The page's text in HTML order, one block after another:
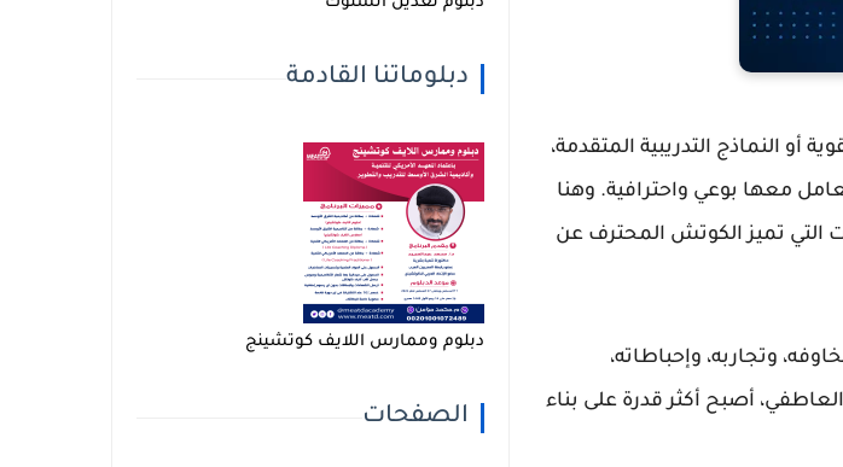
النماذج التدريبية المتقدمة،
معها بوعي واحترافية. وهنا
التي تميز الكوتش المحترف عن
وتجاربه، وإحباطاته،
أصبح أكثر قدرة على بناء
دبلوماتنا القادمة
دبلوم وممارس اللايف كوتشينج
الصفحات